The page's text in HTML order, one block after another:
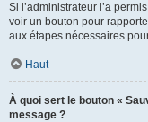
Si l’administrateur l’a
voir un bouton pour
aux étapes nécessaires
Haut
À quoi sert le bouton «
message ?